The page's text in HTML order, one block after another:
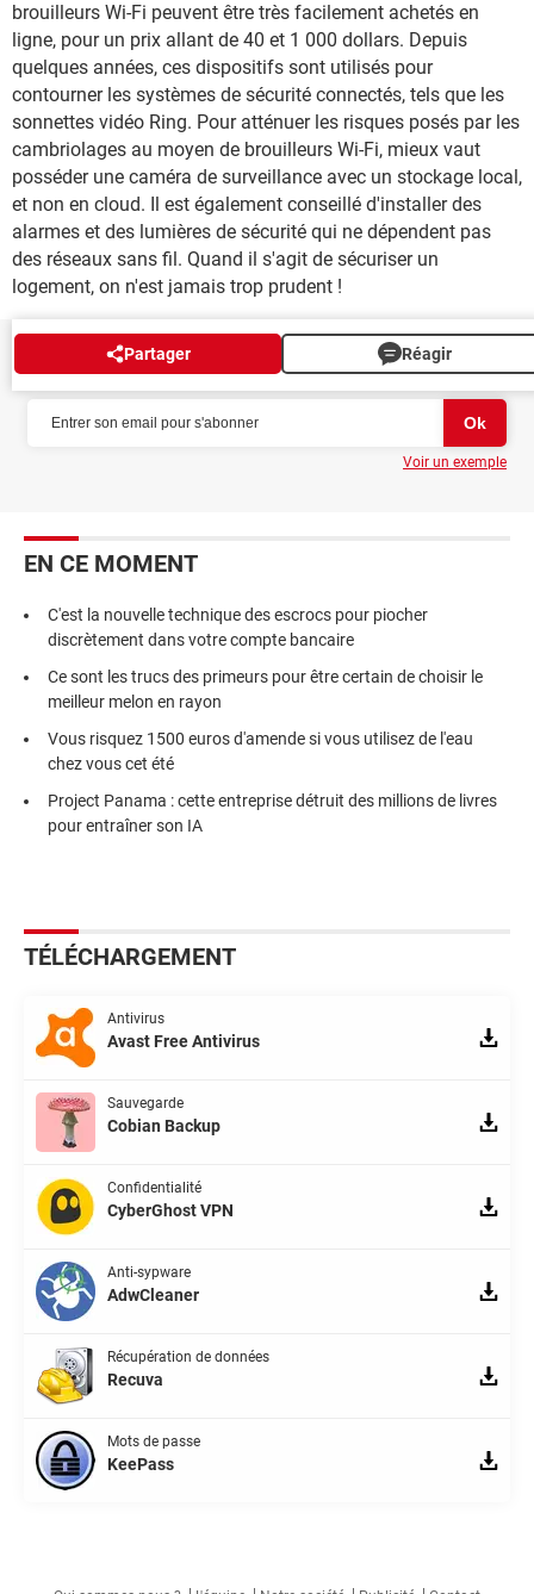
brouilleurs Wi-Fi peuvent être très facilement achetés en
ligne, pour un prix allant de 40 et 1 000 dollars. Depuis
quelques années, ces dispositifs sont utilisés pour
contourner les systèmes de sécurité connectés, tels que les
sonnettes vidéo Ring. Pour atténuer les risques posés par les
cambriolages au moyen de brouilleurs Wi-Fi, mieux vaut
posséder une caméra de surveillance avec un stockage local,
et non en cloud. Il est également conseillé d'installer des
alarmes et des lumières de sécurité qui ne dépendent pas
des réseaux sans fil. Quand il s'agit de sécuriser un
logement, on n'est jamais trop prudent !
Partager Réagir
NEWSLETTER
Voir un exemple
EN CE MOMENT
C'est la nouvelle technique des escrocs pour piocher
discrètement dans votre compte bancaire
Ce sont les trucs des primeurs pour être certain de choisir le
meilleur melon en rayon
Vous risquez 1500 euros d'amende si vous utilisez de l'eau
chez vous cet été
Project Panama : cette entreprise détruit des millions de livres
pour entraîner son IA
TÉLÉCHARGEMENT
Antivirus
Avast Free Antivirus
Sauvegarde
Cobian Backup
Confidentialité
CyberGhost VPN
Anti-sypware
AdwCleaner
Récupération de données
Recuva
Mots de passe
KeePass